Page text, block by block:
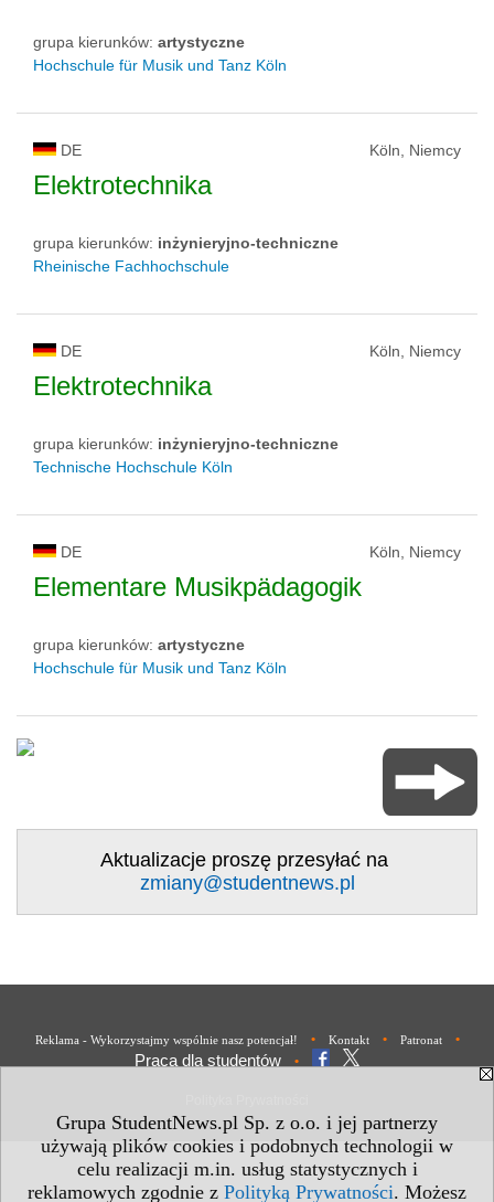
Grupa StudentNews.pl Sp. z o.o. i jej partnerzy
używają plików cookies i podobnych technologii w
celu realizacji m.in. usług statystycznych i
reklamowych zgodnie z Polityką Prywatności. Możesz
grupa kierunków: artystyczne
Hochschule für Musik und Tanz Köln
DE Köln, Niemcy
Elektrotechnika
grupa kierunków: inżynieryjno-techniczne
Rheinische Fachhochschule
DE Köln, Niemcy
Elektrotechnika
grupa kierunków: inżynieryjno-techniczne
Technische Hochschule Köln
DE Köln, Niemcy
Elementare Musikpädagogik
grupa kierunków: artystyczne
Hochschule für Musik und Tanz Köln
Aktualizacje proszę przesyłać na
zmiany@studentnews.pl
Reklama - Wykorzystajmy wspólnie nasz potencjał! • Kontakt • Patronat •
Praca dla studentów •